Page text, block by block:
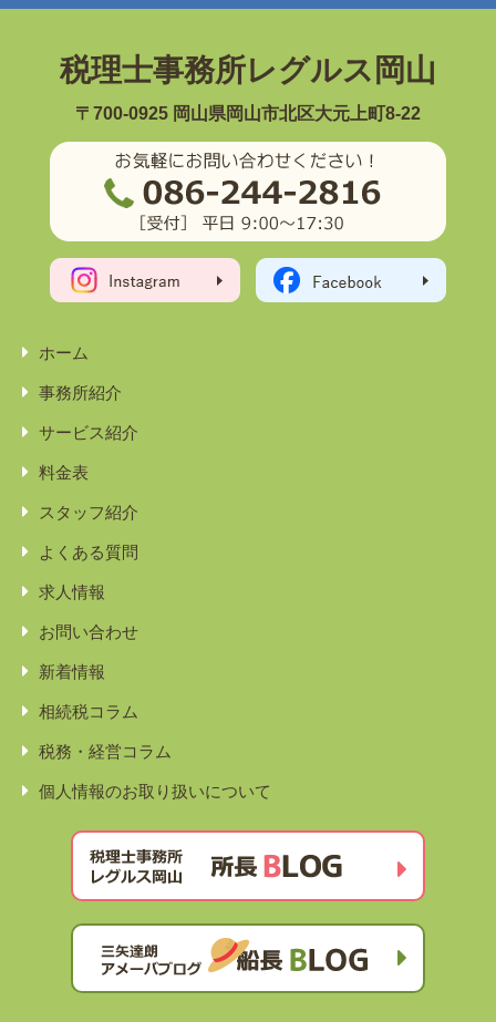
税理士事務所レグルス岡山
〒700-0925 岡山県岡山市北区大元上町8-22
ホーム
事務所紹介
サービス紹介
料金表
スタッフ紹介
よくある質問
求人情報
お問い合わせ
新着情報
相続税コラム
税務・経営コラム
個人情報のお取り扱いについて